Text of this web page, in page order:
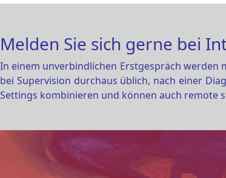
Melden Sie sich gerne bei
In einem unverbindlichen Erstgespräch werden
bei Supervision durchaus üblich, nach einer
Settings kombinieren und können auch remote